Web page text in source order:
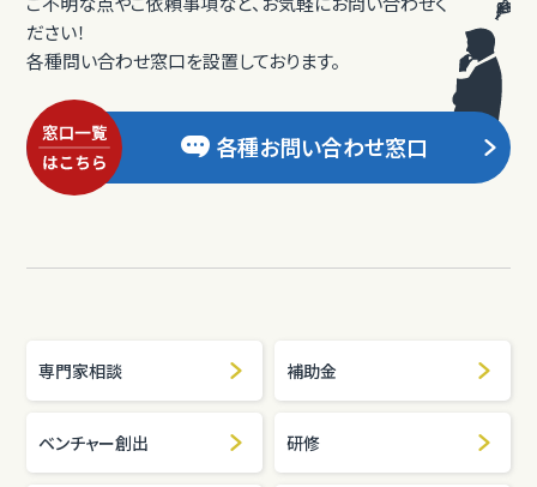
ださい！
各種問い合わせ窓口を設置しております。
各種お問い合わせ窓口
専門家相談 補助金
ベンチャー創出 研修